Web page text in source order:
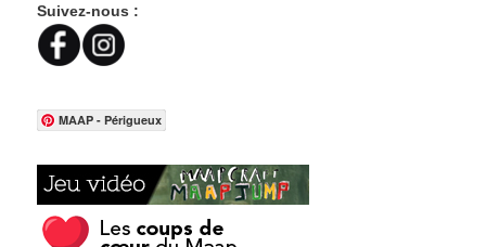
Suivez-nous :
MAAP - Périgueux